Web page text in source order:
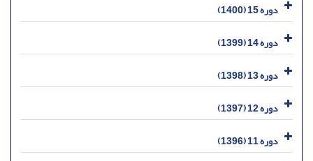
دوره 15 (1400)
دوره 14 (1399)
دوره 13 (1398)
دوره 12 (1397)
دوره 11 (1396)